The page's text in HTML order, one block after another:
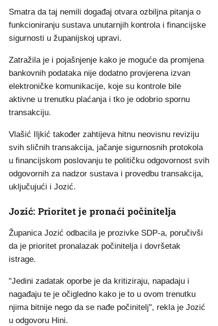
Smatra da taj nemili događaj otvara ozbiljna pitanja o
funkcioniranju sustava unutarnjih kontrola i financijske
sigurnosti u županijskoj upravi.
Zatražila je i pojašnjenje kako je moguće da promjena
bankovnih podataka nije dodatno provjerena izvan
elektroničke komunikacije, koje su kontrole bile
aktivne u trenutku plaćanja i tko je odobrio spornu
transakciju.
Vlašić Iljkić također zahtijeva hitnu neovisnu reviziju
svih sličnih transakcija, jačanje sigurnosnih protokola
u financijskom poslovanju te političku odgovornost svih
odgovornih za nadzor sustava i provedbu transakcija,
uključujući i Jozić.
Jozić: Prioritet je pronaći počinitelja
Županica Jozić odbacila je prozivke SDP-a, poručivši
da je prioritet pronalazak počinitelja i dovršetak
istrage.
"Jedini zadatak oporbe je da kritiziraju, napadaju i
nagađaju te je očigledno kako je to u ovom trenutku
njima bitnije nego da se nađe počinitelj", rekla je Jozić
u odgovoru Hini.